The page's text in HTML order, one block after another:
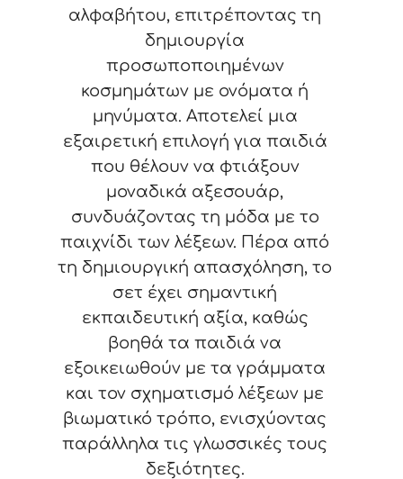
αλφαβήτου, επιτρέποντας τη
δημιουργία
προσωποποιημένων
κοσμημάτων με ονόματα ή
μηνύματα. Αποτελεί μια
εξαιρετική επιλογή για παιδιά
που θέλουν να φτιάξουν
μοναδικά αξεσουάρ,
συνδυάζοντας τη μόδα με το
παιχνίδι των λέξεων. Πέρα από
τη δημιουργική απασχόληση, το
σετ έχει σημαντική
εκπαιδευτική αξία, καθώς
βοηθά τα παιδιά να
εξοικειωθούν με τα γράμματα
και τον σχηματισμό λέξεων με
βιωματικό τρόπο, ενισχύοντας
παράλληλα τις γλωσσικές τους
δεξιότητες.